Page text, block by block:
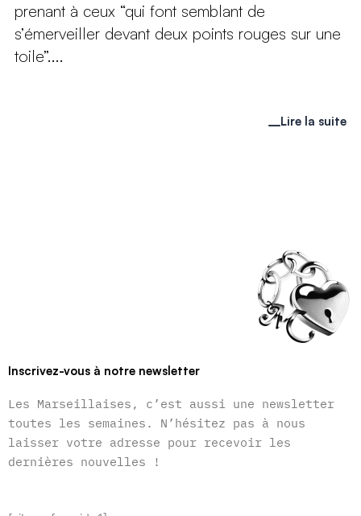
prenant à ceux “qui font semblant de
s’émerveiller devant deux points rouges sur une
toile”....
Lire la suite
Inscrivez-vous à notre newsletter
Les Marseillaises, c’est aussi une newsletter
toutes les semaines. N’hésitez pas à nous
laisser votre adresse pour recevoir les
dernières nouvelles !